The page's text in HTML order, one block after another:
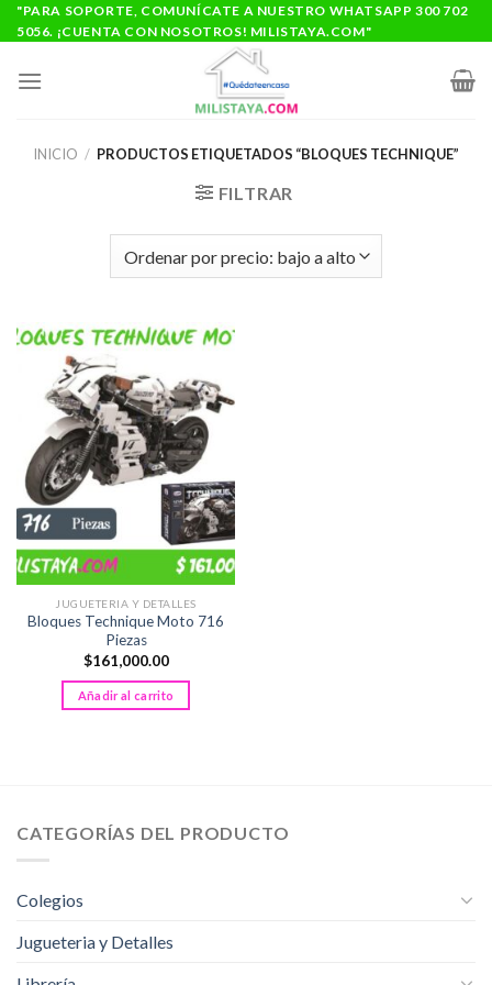
Saltar
al
"PARA SOPORTE, COMUNÍCATE A NUESTRO WHATSAPP 300 702
5056. ¡CUENTA CON NOSOTROS! MILISTAYA.COM"
INICIO / PRODUCTOS ETIQUETADOS “BLOQUES TECHNIQUE”
FILTRAR
JUGUETERIA Y DETALLES
Bloques Technique Moto 716
Piezas
$161,000.00
Añadir al carrito
CATEGORÍAS DEL PRODUCTO
Colegios
Jugueteria y Detalles